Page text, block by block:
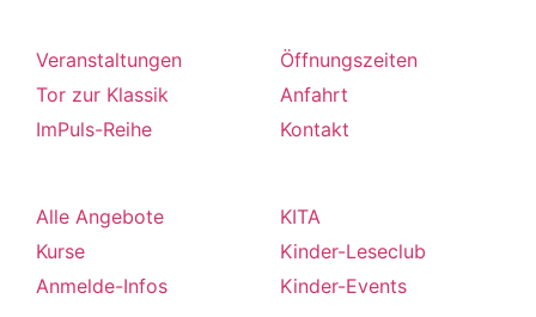
Veranstaltungen
Tor zur Klassik
ImPuls-Reihe
Alle Angebote
Kurse
Anmelde-Infos
Öffnungszeiten
Anfahrt
Kontakt
KITA
Kinder-Leseclub
Kinder-Events